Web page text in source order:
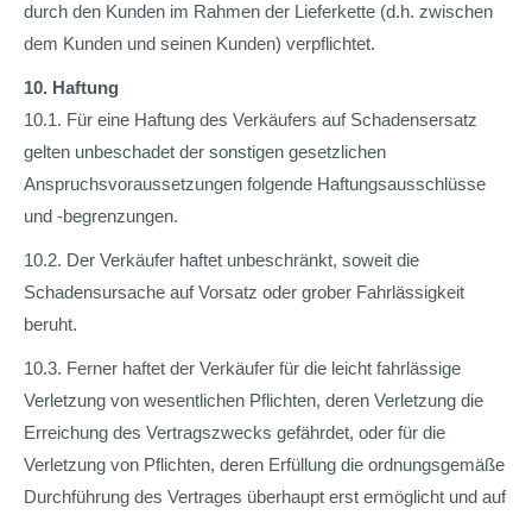
durch den Kunden im Rahmen der Lieferkette (d.h. zwischen
dem Kunden und seinen Kunden) verpflichtet.
10. Haftung
10.1. Für eine Haftung des Verkäufers auf Schadensersatz
gelten unbeschadet der sonstigen gesetzlichen
Anspruchsvoraussetzungen folgende Haftungsausschlüsse
und -begrenzungen.
10.2. Der Verkäufer haftet unbeschränkt, soweit die
Schadensursache auf Vorsatz oder grober Fahrlässigkeit
beruht.
10.3. Ferner haftet der Verkäufer für die leicht fahrlässige
Verletzung von wesentlichen Pflichten, deren Verletzung die
Erreichung des Vertragszwecks gefährdet, oder für die
Verletzung von Pflichten, deren Erfüllung die ordnungsgemäße
Durchführung des Vertrages überhaupt erst ermöglicht und auf